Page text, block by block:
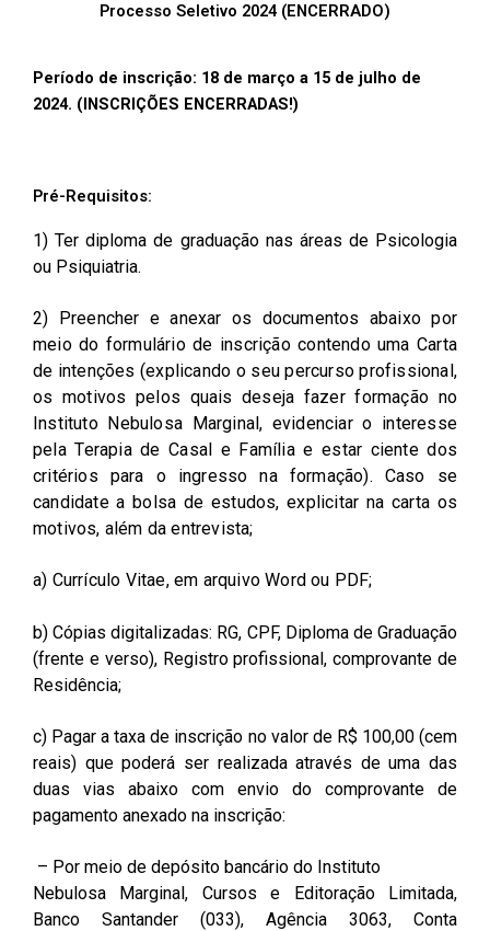
Processo Seletivo 2024 (ENCERRADO)
Período de inscrição: 18 de março a 15 de julho de
2024. (INSCRIÇÕES ENCERRADAS!)
Pré-Requisitos:
1) Ter diploma de graduação nas áreas de Psicologia
ou Psiquiatria.
2) Preencher e anexar os documentos abaixo por
meio do formulário de inscrição contendo uma Carta
de intenções (explicando o seu percurso profissional,
os motivos pelos quais deseja fazer formação no
Instituto Nebulosa Marginal, evidenciar o interesse
pela Terapia de Casal e Família e estar ciente dos
critérios para o ingresso na formação). Caso se
candidate a bolsa de estudos, explicitar na carta os
motivos, além da entrevista;
a) Currículo Vitae, em arquivo Word ou PDF;
b) Cópias digitalizadas: RG, CPF, Diploma de Graduação
(frente e verso), Registro profissional, comprovante de
Residência;
c) Pagar a taxa de inscrição no valor de R$ 100,00 (cem
reais) que poderá ser realizada através de uma das
duas vias abaixo com envio do comprovante de
pagamento anexado na inscrição:
– Por meio de depósito bancário do Instituto
Nebulosa Marginal, Cursos e Editoração Limitada,
Banco Santander (033), Agência 3063, Conta